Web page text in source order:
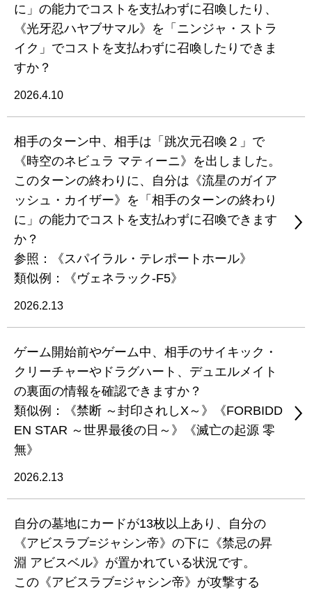
に」の能力でコストを支払わずに召喚したり、
《光牙忍ハヤブサマル》を「ニンジャ・ストラ
イク」でコストを支払わずに召喚したりできま
すか？
2026.4.10
相手のターン中、相手は「跳次元召喚２」で
《時空のネビュラ マティーニ》を出しました。
このターンの終わりに、自分は《流星のガイア
ッシュ・カイザー》を「相手のターンの終わり
に」の能力でコストを支払わずに召喚できます
か？
参照：《スパイラル・テレポートホール》
類似例：《ヴェネラック-F5》
2026.2.13
ゲーム開始前やゲーム中、相手のサイキック・
クリーチャーやドラグハート、デュエルメイト
の裏面の情報を確認できますか？
類似例：《禁断 ～封印されしX～》《FORBIDD
EN STAR ～世界最後の日～》《滅亡の起源 零
無》
2026.2.13
自分の墓地にカードが13枚以上あり、自分の
《アビスラブ=ジャシン帝》の下に《禁忌の昇
淵 アビスベル》が置かれている状況です。
この《アビスラブ=ジャシン帝》が攻撃する